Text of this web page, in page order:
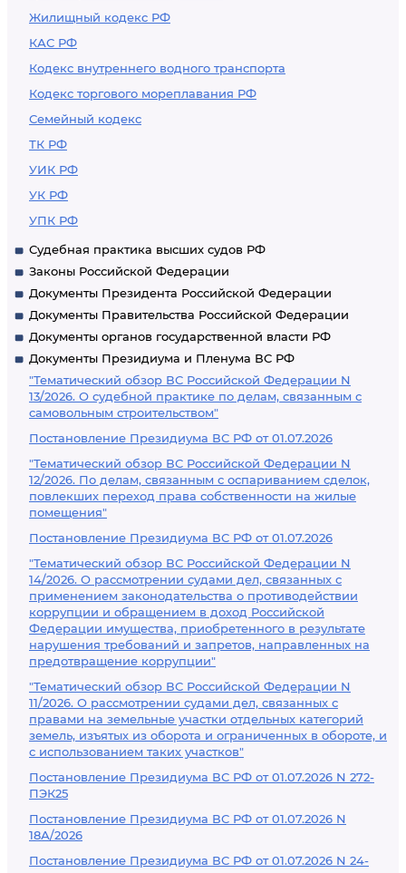
Жилищный кодекс РФ
КАС РФ
Кодекс внутреннего водного транспорта
Кодекс торгового мореплавания РФ
Семейный кодекс
ТК РФ
УИК РФ
УК РФ
УПК РФ
Судебная практика высших судов РФ
Законы Российской Федерации
Документы Президента Российской Федерации
Документы Правительства Российской Федерации
Документы органов государственной власти РФ
Документы Президиума и Пленума ВС РФ
"Тематический обзор ВС Российской Федерации N
13/2026. О судебной практике по делам, связанным с
самовольным строительством"
Постановление Президиума ВС РФ от 01.07.2026
"Тематический обзор ВС Российской Федерации N
12/2026. По делам, связанным с оспариванием сделок,
повлекших переход права собственности на жилые
помещения"
Постановление Президиума ВС РФ от 01.07.2026
"Тематический обзор ВС Российской Федерации N
14/2026. О рассмотрении судами дел, связанных с
применением законодательства о противодействии
коррупции и обращением в доход Российской
Федерации имущества, приобретенного в результате
нарушения требований и запретов, направленных на
предотвращение коррупции"
"Тематический обзор ВС Российской Федерации N
11/2026. О рассмотрении судами дел, связанных с
правами на земельные участки отдельных категорий
земель, изъятых из оборота и ограниченных в обороте, и
с использованием таких участков"
Постановление Президиума ВС РФ от 01.07.2026 N 272-
ПЭК25
Постановление Президиума ВС РФ от 01.07.2026 N
18А/2026
Постановление Президиума ВС РФ от 01.07.2026 N 24-